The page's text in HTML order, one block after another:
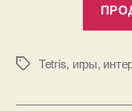
Позначки
Tetris, игры,